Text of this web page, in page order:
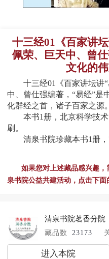
十三经01《百家讲
佩荣、巨天中、曾
文化的
十三经01《百家讲坛讲“
中、曾仕强编著，“易经”是
化群经之首，诸子百家之源。
本书1册，北京科学技术
刷。
清泉书院珍藏本书1册，
如果您对上述藏品感兴趣
泉书院公益共建活动，点击下面
清泉书院茗香分院
藏品数 23173
进入本院